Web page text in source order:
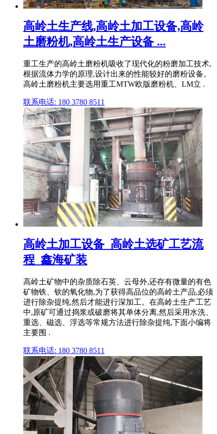
高岭土生产线,高岭土加工设备,高岭
土磨粉机,高岭土生产设备 ...
重工生产的高岭土磨粉机吸收了现代化的粉磨加工技术,
根据流体力学的原理,设计出来的性能较好的磨粉设备。
高岭土磨粉机主要选用重工MTW欧版磨粉机、LM立 .
联系电话: 180 3780 8511
高岭土加工设备_高岭土选矿工艺流
程_鑫海矿装
高岭土矿物中的杂质除石英、云母外,还存有微量的有色
矿物铁、钦的氧化物,为了获得高品位的高岭土产品,必须
进行除杂提纯,然后才能进行深加工。在高岭土生产工艺
中,原矿可通过捣浆或破磨将其单体分离,然后采用水洗、
重选、磁选、浮选等常规方法进行除杂提纯,下面小编将
主要围 .
联系电话: 180 3780 8511